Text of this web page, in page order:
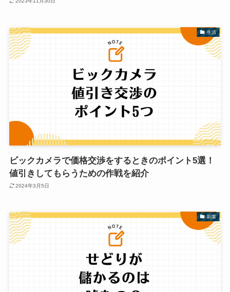
生活
ビックカメラで価格交渉をするときのポイント5選！
値引きしてもらうための作戦を紹介
2024年3月5日
副業